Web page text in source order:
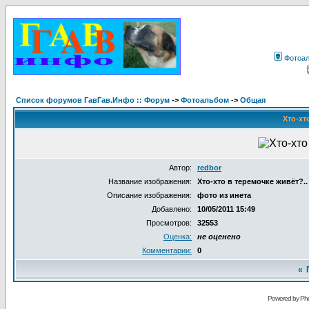
Список форумов ГавГав.Инфо :: Форум -> Фотоальбом -> Общая
Хто-
Автор:
redbor
Название изображения:
Хто-хто в теремочке живёт?..
Описание изображения:
фото из инета
Добавлено:
10/05/2011 15:49
Просмотров:
32553
Оценка:
не оценено
Комментарии:
0
«
Powered by